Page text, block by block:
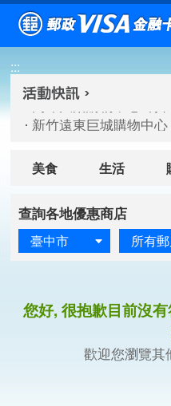
跳到主要內容區塊
:::
高雄大樂購物中心 刷
臺北三創生活 有點東
高雄大樂購物中心 刷
新竹遠東巨城購物中
美食 生活
查詢各地優惠商店
臺中市 所有
您好, 很抱歉目前沒
歡迎您瀏覽其